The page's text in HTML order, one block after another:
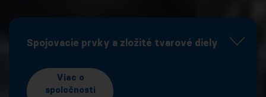
Spojovacie prvky a zložité tvarové diely
Viac o
spoločnosti